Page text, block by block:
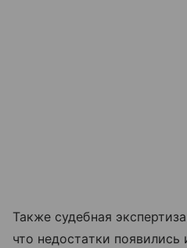
Также судебная
что недостатки появились